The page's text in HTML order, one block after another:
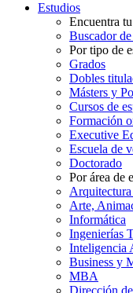
Estudios
Encuentra
Buscador
Por tipo de
Grados
Dobles
Másters y
Cursos de
Formación
Executive
Escuela de
Doctorado
Por área de
Arte,
Informática
Ingenierías
Inteligencia
Business y
MBA
Dirección